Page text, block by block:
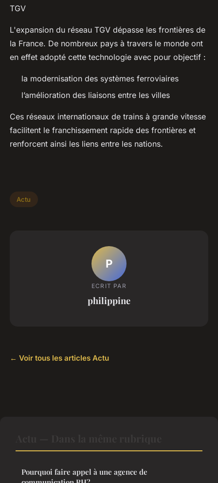
TGV
L'expansion du réseau TGV dépasse les frontières de
la France. De nombreux pays à travers le monde ont
en effet adopté cette technologie avec pour objectif :
la modernisation des systèmes ferroviaires
l’amélioration des liaisons entre les villes
Ces réseaux internationaux de trains à grande vitesse
facilitent le franchissement rapide des frontières et
renforcent ainsi les liens entre les nations.
Actu
P
ECRIT PAR
philippine
← Voir tous les articles Actu
Pourquoi faire appel à une agence de